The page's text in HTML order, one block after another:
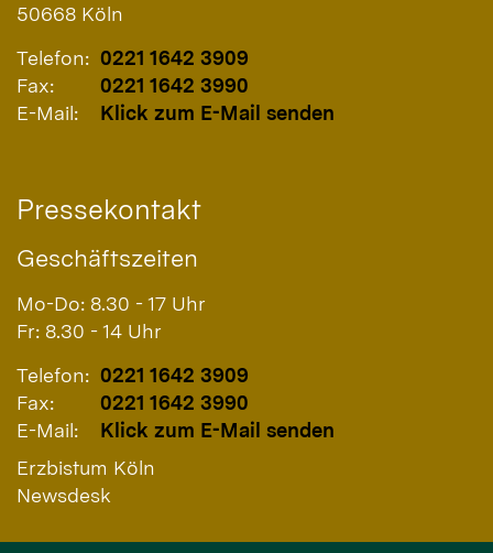
50668 Köln
Telefon: 0221 1642 3909
Fax:
0221 1642 3990
E-Mail:
Klick zum E-Mail senden
Pressekontakt
Geschäftszeiten
Mo-Do: 8.30 - 17 Uhr
Fr: 8.30 - 14 Uhr
Telefon: 0221 1642 3909
Fax:
0221 1642 3990
E-Mail:
Klick zum E-Mail senden
Erzbistum Köln
Newsdesk